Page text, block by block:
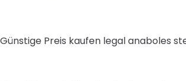
Günstige Preis kaufen legal anaboles